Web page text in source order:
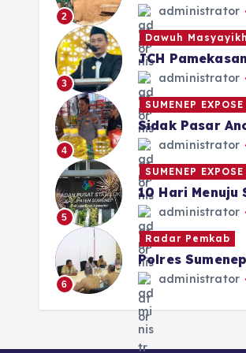
2 administrator
3
Dawuh Masyayikh
JCH
administrator
4
SUMENEP EXPOSE
Sidak Pasar
administrator
5
SUMENEP EXPOSE
10 Hari Menuju
administrator
6
Radar Pemkab
Polres
administrator